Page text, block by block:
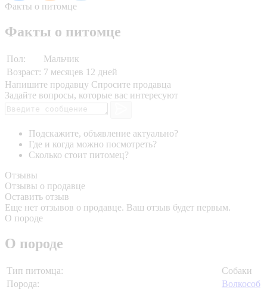
Факты о питомце
Факты о питомце
Пол:
Мальчик
Возраст: 7 месяцев 12 дней
Напишите продавцу Спросите продавца
Задайте вопросы, которые вас интересуют
Подскажите, объявление актуально?
Где и когда можно посмотреть?
Сколько стоит питомец?
Отзывы
Отзывы о продавце
Оставить отзыв
Еще нет отзывов о продавце. Ваш отзыв будет первым.
О породе
О породе
Тип питомца:
Собаки
Порода:
Волкособ